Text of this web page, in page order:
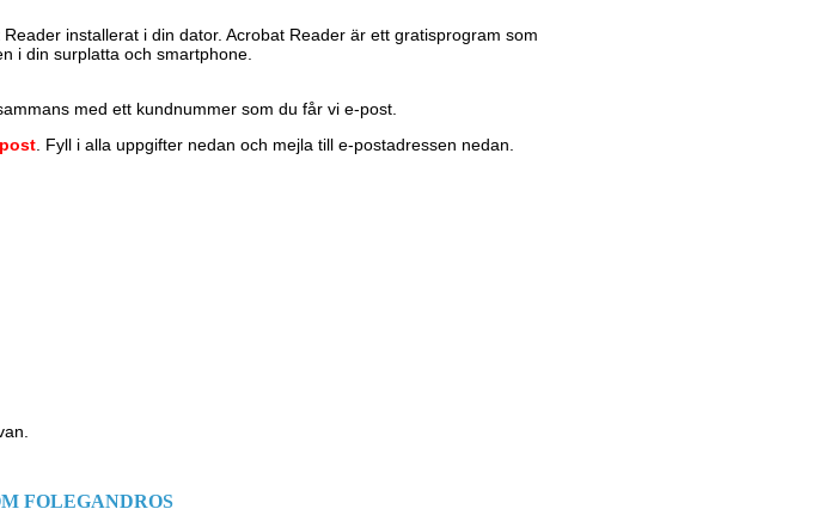
installerat i din dator. Acrobat Reader är ett gratisprogram som
i din surplatta och smartphone.
med ett kundnummer som du får vi e-post.
. Fyll i alla uppgifter nedan och mejla till e-postadressen nedan.
FOLEGANDROS